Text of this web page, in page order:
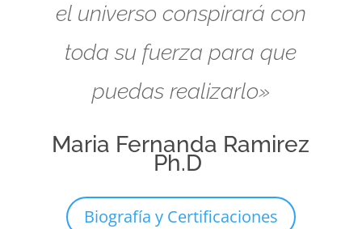
el universo conspirará con
toda su fuerza para que
puedas realizarlo»
Maria Fernanda Ramirez
Ph.D
Biografía y Certificaciones